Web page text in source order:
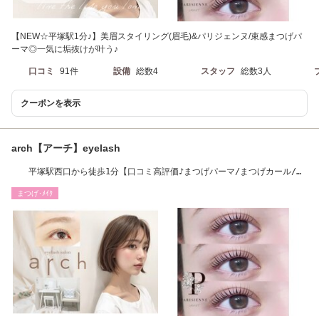
【NEW☆平塚駅1分♪】美眉スタイリング(眉毛)&パリジェンヌ/束感まつげパ
ーマ◎一気に垢抜けが叶う♪
口コミ 91件 設備 総数4 スタッフ 総数3人
クーポンを表示
arch【アーチ】eyelash
平塚駅西口から徒歩1分【口コミ高評価♪まつげパーマ/まつげカール/眉
まつげ･ﾒｲｸ